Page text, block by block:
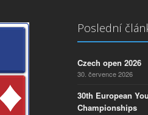
Poslední
Czech open 2026
30. července 2026
30th European
Championships